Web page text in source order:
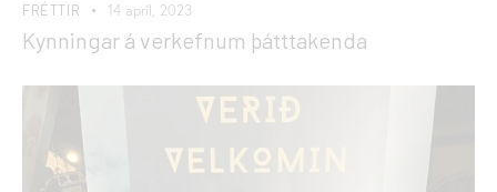
FRÉTTIR 14 apríl, 2023
Kynningar á verkefnum þátttakenda